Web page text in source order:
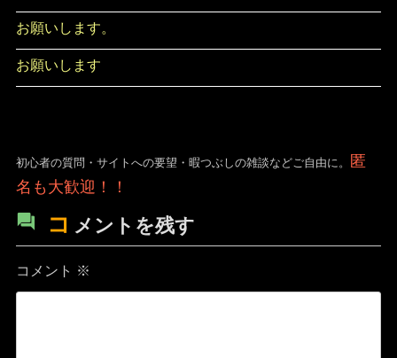
お願いします。
お願いします
初心者の質問・サイトへの要望・暇つぶしの雑談などご自由に。
匿
名も大歓迎！！
コ メントを残す
コメント ※